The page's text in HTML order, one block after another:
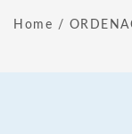
Home /